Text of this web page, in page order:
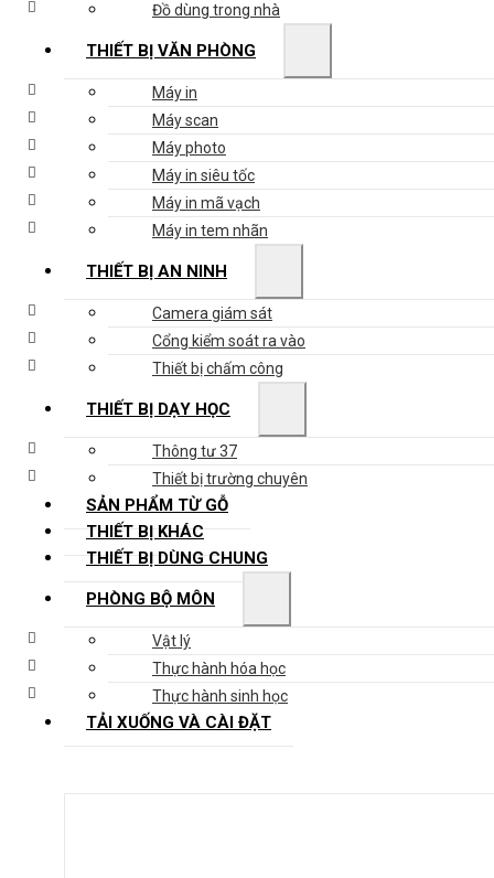
Đồ dùng trong nhà
THIẾT BỊ VĂN PHÒNG
Máy in
Máy scan
Máy photo
Máy in siêu tốc
Máy in mã vạch
Máy in tem nhãn
THIẾT BỊ AN NINH
Camera giám sát
Cổng kiểm soát ra vào
Thiết bị chấm công
THIẾT BỊ DẠY HỌC
Thông tư 37
Thiết bị trường chuyên
SẢN PHẨM TỪ GỖ
THIẾT BỊ KHÁC
THIẾT BỊ DÙNG CHUNG
PHÒNG BỘ MÔN
Vật lý
Thực hành hóa học
Thực hành sinh học
TẢI XUỐNG VÀ CÀI ĐẶT